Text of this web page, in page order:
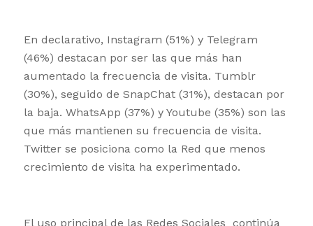
En declarativo, Instagram (51%) y Telegram
(46%) destacan por ser las que más han
aumentado la frecuencia de visita. Tumblr
(30%), seguido de SnapChat (31%), destacan por
la baja. WhatsApp (37%) y Youtube (35%) son las
que más mantienen su frecuencia de visita.
Twitter se posiciona como la Red que menos
crecimiento de visita ha experimentado.
El uso principal de las Redes Sociales continúa